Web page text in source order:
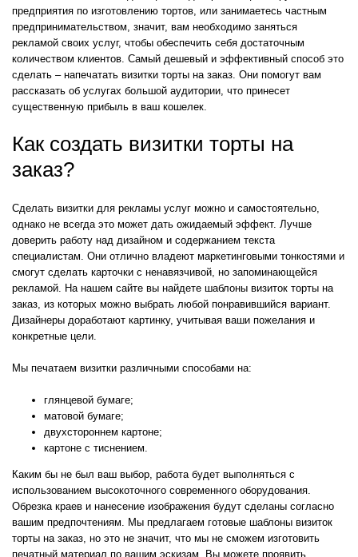
предприятия по изготовлению тортов, или занимаетесь частным
предпринимательством, значит, вам необходимо заняться
рекламой своих услуг, чтобы обеспечить себя достаточным
количеством клиентов. Самый дешевый и эффективный способ это
сделать – напечатать визитки торты на заказ. Они помогут вам
рассказать об услугах большой аудитории, что принесет
существенную прибыль в ваш кошелек.
Как создать визитки торты на
заказ?
Сделать визитки для рекламы услуг можно и самостоятельно,
однако не всегда это может дать ожидаемый эффект. Лучше
доверить работу над дизайном и содержанием текста
специалистам. Они отлично владеют маркетинговыми тонкостями и
смогут сделать карточки с ненавязчивой, но запоминающейся
рекламой. На нашем сайте вы найдете шаблоны визиток торты на
заказ, из которых можно выбрать любой понравившийся вариант.
Дизайнеры доработают картинку, учитывая ваши пожелания и
конкретные цели.
Мы печатаем визитки различными способами на:
глянцевой бумаге;
матовой бумаге;
двухстороннем картоне;
картоне с тиснением.
Каким бы не был ваш выбор, работа будет выполняться с
использованием высокоточного современного оборудования.
Обрезка краев и нанесение изображения будут сделаны согласно
вашим предпочтениям. Мы предлагаем готовые шаблоны визиток
торты на заказ, но это не значит, что мы не сможем изготовить
печатный материал по вашим эскизам. Вы можете проявить